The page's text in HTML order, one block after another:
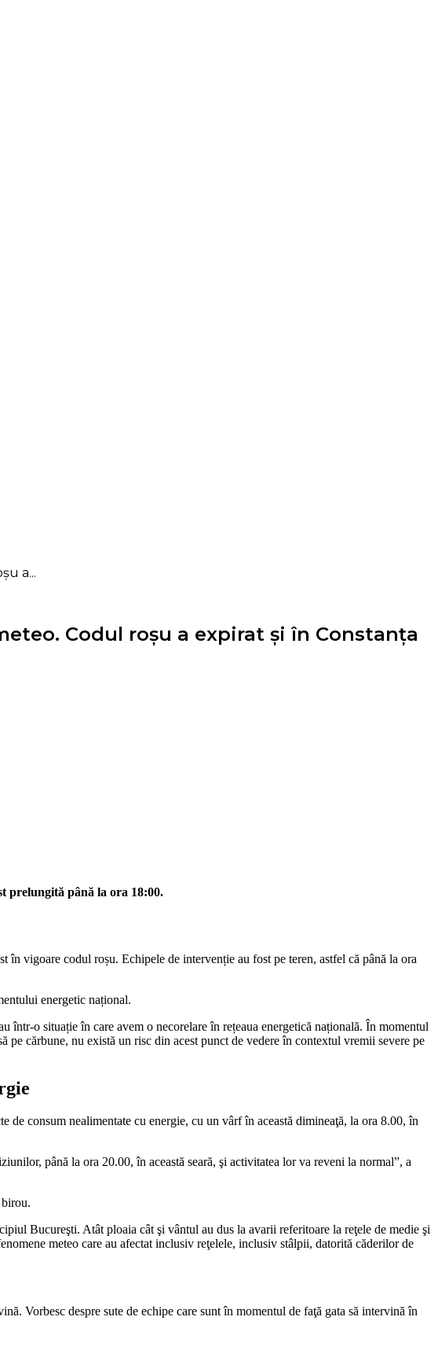
a...
Codul roșu a expirat și în Constanța
prelungită până la ora 18:00.
vigoare codul roșu. Echipele de intervenție au fost pe teren, astfel că până la ora
energetic național.
o situație în care avem o necorelare în rețeaua energetică națională. În momentul
cărbune, nu există un risc din acest punct de vedere în contextul vremii severe pe
consum nealimentate cu energie, cu un vârf în această dimineaţă, la ora 8.00, în
până la ora 20.00, în această seară, şi activitatea lor va reveni la normal”, a
Bucureşti. Atât ploaia cât şi vântul au dus la avarii referitoare la reţele de medie şi
meteo care au afectat inclusiv reţelele, inclusiv stâlpii, datorită căderilor de
Vorbesc despre sute de echipe care sunt în momentul de faţă gata să intervină în